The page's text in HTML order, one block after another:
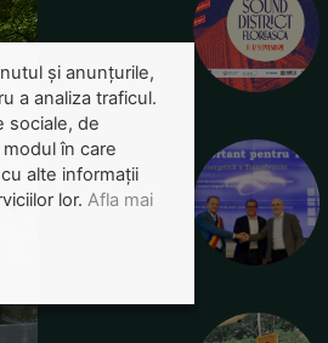
și anunțurile,
a analiza traficul.
sociale, de
în care
alte informații
lor. Afla mai